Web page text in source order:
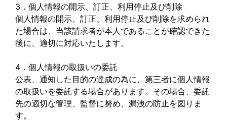
3．個人情報の開示、訂正、利用停止及び削除
個人情報の開示、訂正、利用停止及び削除を求められ
た場合は、当該請求者が本人であることが確認できた
後に、適切に対応いたします。
4．個人情報の取扱いの委託
公表、通知した目的の達成の為に、第三者に個人情報
の取扱いを委託する場合があります。その場合、委託
先の適切な管理、監督に努め、漏洩の防止を図りま
す。